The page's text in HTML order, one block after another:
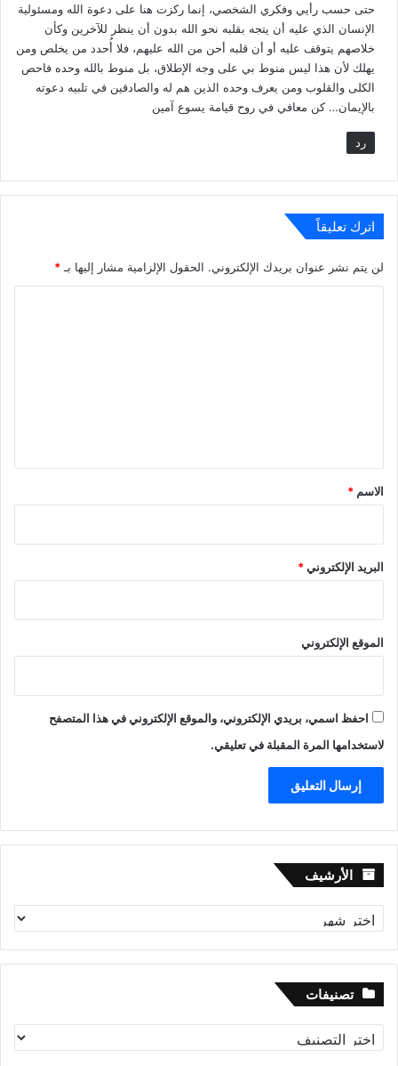
حتى حسب رأيي وفكري الشخصي، إنما ركزت هنا على دعوة الله ومسئولية
الإنسان الذي عليه أن يتجه بقلبه نحو الله بدون أن ينظر للآخرين وكأن
خلاصهم يتوقف عليه أو أن قلبه أحن من الله عليهم، فلا أُحدد من يخلص ومن
يهلك لأن هذا ليس منوط بي على وجه الإطلاق، بل منوط بالله وحده فاحص
الكلى والقلوب ومن يعرف وحده الذين هم له والصادقين في تلبيه دعوته
بالإيمان… كن معافي في روح قيامة يسوع آمين
رد
اترك تعليقاً
لن يتم نشر عنوان بريدك الإلكتروني. الحقول الإلزامية مشار إليها بـ *
*
الاسم *
البريد الإلكتروني*
الموقع الإلكتروني
احفظ اسمي، بريدي الإلكتروني، والموقع الإلكتروني في هذا المتصفح
لاستخدامها المرة المقبلة في تعليقي.
الأرشيف الأرشيف
تصنيفات
تصنيفات